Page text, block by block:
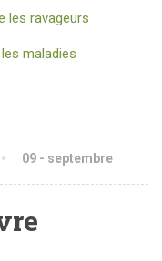
les ravageurs
maladies
09 - septembre